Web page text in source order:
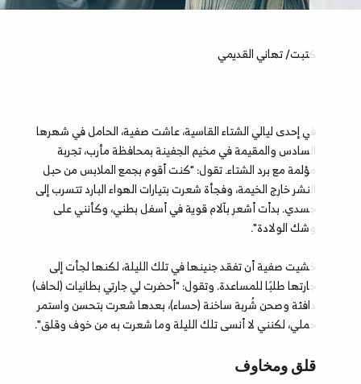
كتبت/ تهاني القديمي
في إحدى ليالي الشتاء القاسية، عاشت صفية، الحامل في شهرها
السادس والمقيمة في مخيم الجفينة بمحافظة مأرب، تجربة
مؤلمة مع برد الشتاء. تقول: "كنت أقوم بجمع الملابس من حبل
النشر خارج الخيمة، وفجأة شعرت بتيارات الهواء البارد تتسرب إلى
جسدي. بدأت أشعر بآلام قوية في أسفل بطني، وكأنني على
وشك الولادة".
خشيت صفية أن تفقد جنينها في تلك الليلة، لكنها لجأت إلى
جارتها طلبًا للمساعدة. وتقول: "أحضرت لي جارتي بطانيات (لحاف)
دافئة وصحن شُربة ساخنة (حساء)، بعدها شعرت بتحسن واستمر
حملي، لكنني لا أنسى تلك الليلة وما شعرت به من خوف وقلق".
قلق ومخاوف